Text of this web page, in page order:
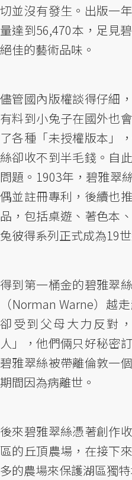
切並沒有發生。出版一
量達到56,470本，足見
絕佳的藝術品味。
儘管國內版權談得仔細
有料到小兔子在國外也
了各種「未授權版本」
絲卻收不到半毛錢。自
問題。1903年，碧雅翠
偶並註冊專利，後續也
品，包括桌遊、著色本
兔彼得系列正式成為19
得到第一桶金的碧雅翠
（Norman Warne）越
卻受到父母大力反對
人」，他們倆只好秘密
碧雅翠絲被帶離倫敦一
期間因為病離世。
後來碧雅翠絲憑著創作
區的丘頂農場，在接下
多的農場來保護湖區獨